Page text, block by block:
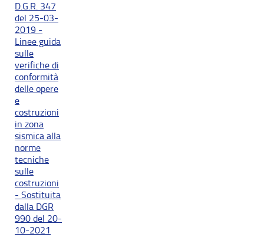
D.G.R. 347
del 25-03-
2019 -
Linee guida
sulle
verifiche di
conformità
delle opere
e
costruzioni
in zona
sismica alla
norme
tecniche
sulle
costruzioni
- Sostituita
dalla DGR
990 del 20-
10-2021